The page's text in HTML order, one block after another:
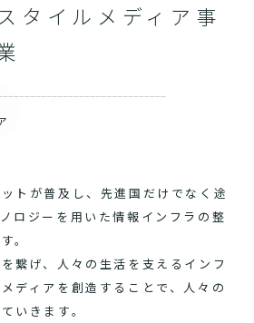
スタイルメディア事
トが普及し、先進国だけでなく途
ロジーを用いた情報インフラの整
。
繋げ、人々の生活を支えるインフ
ディアを創造することで、人々の
いきます。